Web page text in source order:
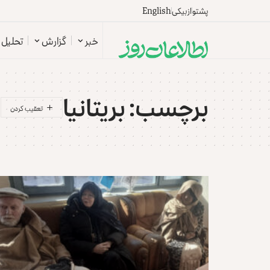
پشتوازبیکیEnglish
خبر گزارش تحلیل
برچسب:بریتانیا